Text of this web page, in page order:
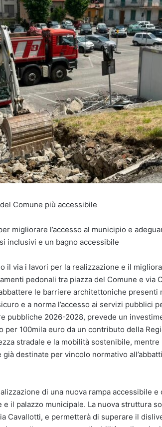
Comune più accessibile
migliorare l’accesso al municipio e
inclusivi e un bagno accessibile
il via i lavori per la realizzazione e il
pedonali tra piazza del Comune e via
le barriere architettoniche presenti
e a norma l’accesso ai servizi pubblici
pubbliche 2026-2028, prevede un
per 100mila euro da un contributo della
stradale e la mobilità sostenibile, mentre
destinate per vincolo normativo
di una nuova rampa accessibile e
il palazzo municipale. La nuova struttura
Cavallotti, e permetterà di superare il